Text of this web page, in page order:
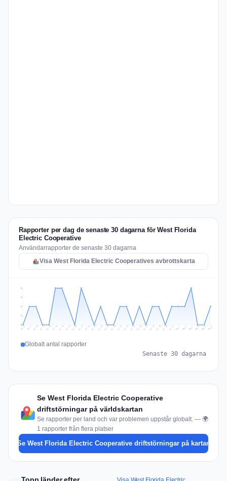
Rapporter per dag de senaste 30 dagarna för West Florida
Electric Cooperative
Användarrapporter de senaste 30 dagarna
Visa West Florida Electric Cooperatives avbrottskarta
1
1
2
2
Jul 8 Jul 9 Jul 10 Jul 11 Jul 12 Jul 13 Jul 14 Jul 15 Jul 16 Jul 17 Jul 18 Jul 19 Jul 20 Jul 21 Jul 22 Jul 23 Jul 24 Jul 25 Jul 26 Jul 27 Jul 28 Jul 29 Jul 30 Jul 31 Aug 1 Aug 2 Aug 3 Aug 4 Aug 5 Aug 6
Globalt antal rapporter
Senaste 30 dagarna
Se West Florida Electric Cooperative
driftstörningar på världskartan
Se rapporter per land och var problemen uppstår globalt. — 🌍
1 rapporter från flera platser
Se West Florida Electric Cooperative driftstörningar på kartan